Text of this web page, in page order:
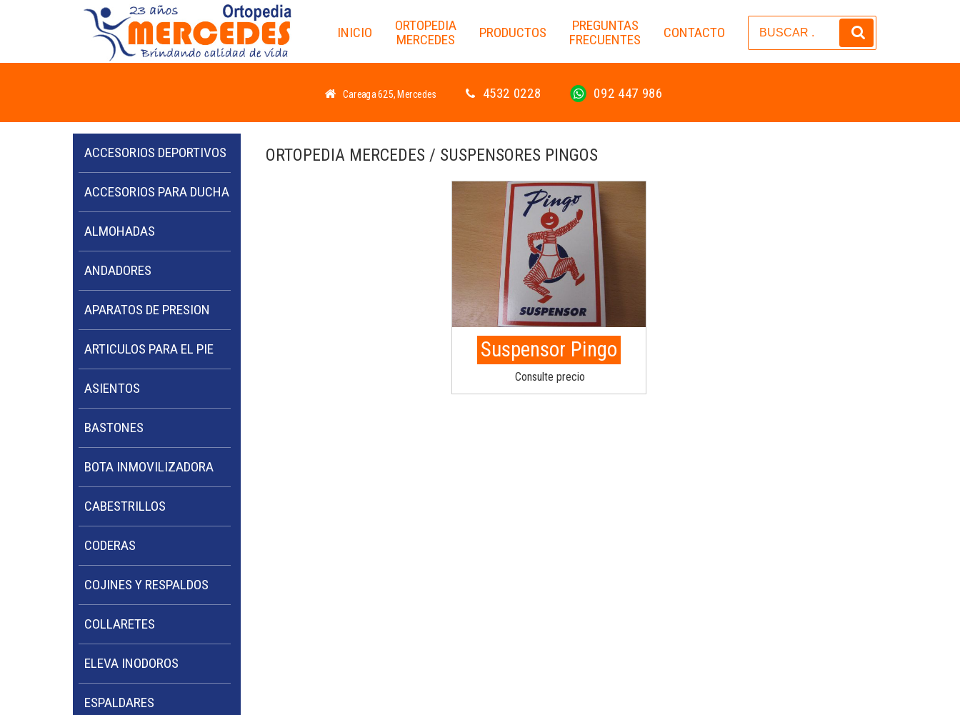
INICIO
ORTOPEDIA
MERCEDES
PRODUCTOS
PREGUNTAS
FRECUENTES
CONTACTO
Careaga 625, Mercedes 4532 0228 092 447 986
ACCESORIOS DEPORTIVOS
ACCESORIOS PARA DUCHA
ALMOHADAS
ANDADORES
APARATOS DE PRESION
ARTICULOS PARA EL PIE
ASIENTOS
BASTONES
BOTA INMOVILIZADORA
CABESTRILLOS
CODERAS
COJINES Y RESPALDOS
COLLARETES
ELEVA INODOROS
ESPALDARES
ORTOPEDIA MERCEDES / SUSPENSORES PINGOS
Suspensor Pingo
Consulte precio